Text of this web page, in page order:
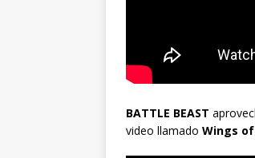
BATTLE BEAST
video llamado Wings